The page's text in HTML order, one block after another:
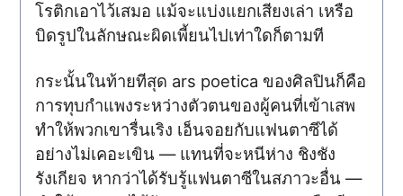
โรติกเอาไว้เสมอ แม้จะแบ่งแยกเสียงเล่า เหรือ
บิดรูปในลักษณะผิดเพี้ยนไปเท่าใดก็ตามที
กระนั้นในท้ายทีสุด ars poetica ของศิลปินก็คือ
การทุบกำแพงระหว่างตัวตนของผู้คนที่เข้าเสพ
ทำให้พวกเขารื่นเริง เอ็นจอยกับแฟนตาซีได้
อย่างไม่เคอะเขิน — แทนที่จะหนีห่าง ชิงชัง
รังเกียจ หากว่าได้รับรู้แฟนตาซีในสภาวะอื่น —